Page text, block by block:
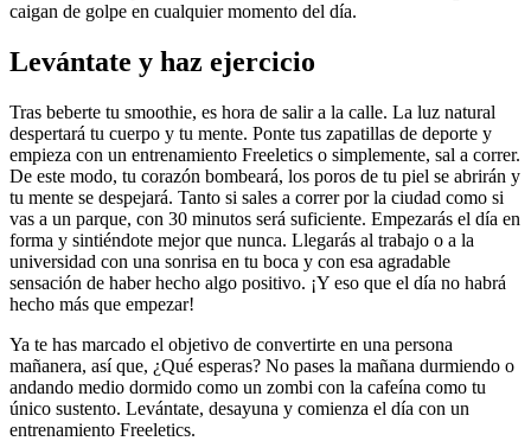
caigan de golpe en cualquier momento del día.
Levántate y haz ejercicio
Tras beberte tu smoothie, es hora de salir a la calle. La luz natural
despertará tu cuerpo y tu mente. Ponte tus zapatillas de deporte y
empieza con un entrenamiento Freeletics o simplemente, sal a correr.
De este modo, tu corazón bombeará, los poros de tu piel se abrirán y
tu mente se despejará. Tanto si sales a correr por la ciudad como si
vas a un parque, con 30 minutos será suficiente. Empezarás el día en
forma y sintiéndote mejor que nunca. Llegarás al trabajo o a la
universidad con una sonrisa en tu boca y con esa agradable
sensación de haber hecho algo positivo. ¡Y eso que el día no habrá
hecho más que empezar!
Ya te has marcado el objetivo de convertirte en una persona
mañanera, así que, ¿Qué esperas? No pases la mañana durmiendo o
andando medio dormido como un zombi con la cafeína como tu
único sustento. Levántate, desayuna y comienza el día con un
entrenamiento Freeletics.